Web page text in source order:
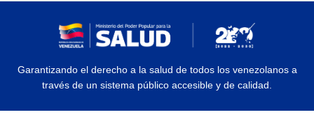
Garantizando el derecho a la salud de todos los venezolanos a
través de un sistema público accesible y de calidad.